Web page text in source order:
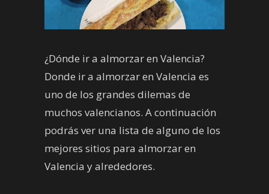
¿Dónde ir a almorzar en Valencia?
Donde ir a almorzar en Valencia es
uno de los grandes dilemas de
muchos valencianos. A continuación
podrás ver una lista de alguno de los
mejores sitios para almorzar en
Valencia y alrededores.